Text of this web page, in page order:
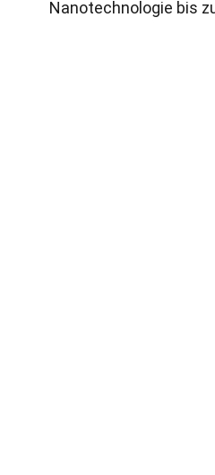
Nanotechnologie bis